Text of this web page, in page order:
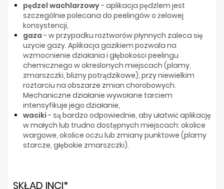
pędzel wachlarzowy- aplikacja pędzlem jest
szczególnie polecana do peelingów o żelowej
konsystencji,
gaza - w przypadku roztworów płynnych zaleca się
użycie gazy. Aplikacja gazikiem pozwala na
wzmocnienie działania i głębokości peelingu
chemicznego w określonych miejscach (plamy,
zmarszczki, blizny potrądzikowe), przy niewielkim
roztarciu na obszarze zmian chorobowych.
Mechaniczne działanie wywołane tarciem
intensyfikuje jego działanie,
waciki - są bardzo odpowiednie, aby ułatwić aplikację
w małych lub trudno dostępnych miejscach: okolice
wargowe, okolice oczu lub zmiany punktowe (plamy
starcze, głębokie zmarszczki).
SKŁAD INCI*